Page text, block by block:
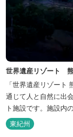
世界遺産リゾート
「世界遺産リゾート
通じて人と自然に出
ト施設です。施設内
為の多彩なイベンを
海や雄大な夕日の大
東紀州